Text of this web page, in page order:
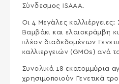
Σύνδεσμος ISAAA.
Οι 4 Μεγάλες καλλιέργειες:
Βαμβάκι και ελαιοκράμβη
πλέον διαδεδομένων
καλλιεργειών (GMOs) ανά
Συνολικά 18 εκατομμύρια
χρησιμοποιούν Γενετικά